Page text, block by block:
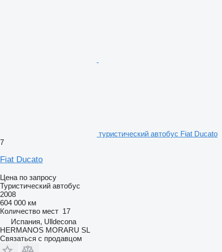
туристический автобус Fiat Ducato
7
Fiat Ducato
Цена по запросу
Туристический автобус
2008
604 000 км
Количество мест 17
Испания, Ulldecona
HERMANOS MORARU SL
Связаться с продавцом